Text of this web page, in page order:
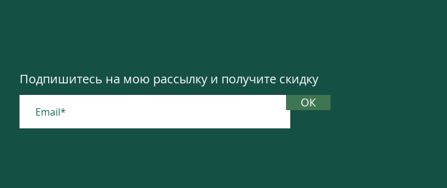
Подпишитесь на мою рассылку и получите скидку
ОК